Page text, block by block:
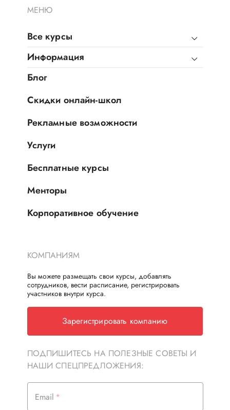
МЕНЮ
Все курсы
Информация
Блог
Скидки онлайн-школ
Рекламные возможности
Услуги
Бесплатные курсы
Менторы
Корпоративное обучение
КОМПАНИЯМ
Вы можете размещать свои курсы, добавлять
сотрудников, вести расписание, регистрировать
участников внутри курса.
Зарегистрировать компанию
ПОДПИШИТЕСЬ НА ПОЛЕЗНЫЕ СОВЕТЫ И
НАШИ СПЕЦПРЕДЛОЖЕНИЯ:
Email